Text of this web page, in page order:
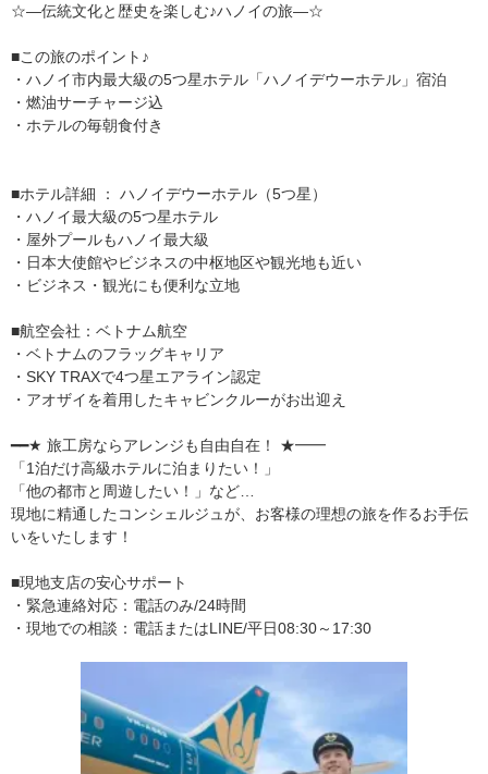
☆―伝統文化と歴史を楽しむ♪ハノイの旅―☆
■この旅のポイント♪
・ハノイ市内最大級の5つ星ホテル「ハノイデウーホテル」宿泊
・燃油サーチャージ込
・ホテルの毎朝食付き
■ホテル詳細 ： ハノイデウーホテル（5つ星）
・ハノイ最大級の5つ星ホテル
・屋外プールもハノイ最大級
・日本大使館やビジネスの中枢地区や観光地も近い
・ビジネス・観光にも便利な立地
■航空会社：ベトナム航空
・ベトナムのフラッグキャリア
・SKY TRAXで4つ星エアライン認定
・アオザイを着用したキャビンクルーがお出迎え
━━★ 旅工房ならアレンジも自由自在！ ★━━
「1泊だけ高級ホテルに泊まりたい！」
「他の都市と周遊したい！」など…
現地に精通したコンシェルジュが、お客様の理想の旅を作るお手伝
いをいたします！
■現地支店の安心サポート
・緊急連絡対応：電話のみ/24時間
・現地での相談：電話またはLINE/平日08:30～17:30